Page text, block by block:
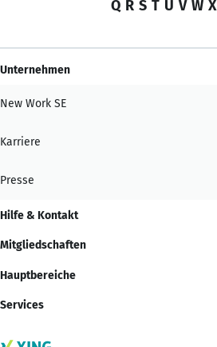
Q R S T U V W X
Unternehmen
New Work SE
Karriere
Presse
Hilfe & Kontakt
Mitgliedschaften
Hauptbereiche
Services